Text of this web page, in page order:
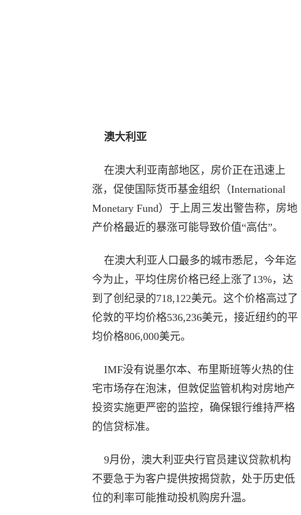
澳大利亚
在澳大利亚南部地区，房价正在迅速上
涨，促使国际货币基金组织（International
Monetary Fund）于上周三发出警告称，房地
产价格最近的暴涨可能导致价值“高估”。
在澳大利亚人口最多的城市悉尼，今年迄
今为止，平均住房价格已经上涨了13%，达
到了创纪录的718,122美元。这个价格高过了
伦敦的平均价格536,236美元，接近纽约的平
均价格806,000美元。
IMF没有说墨尔本、布里斯班等火热的住
宅市场存在泡沫，但敦促监管机构对房地产
投资实施更严密的监控，确保银行维持严格
的信贷标准。
9月份，澳大利亚央行官员建议贷款机构
不要急于为客户提供按揭贷款，处于历史低
位的利率可能推动投机购房升温。